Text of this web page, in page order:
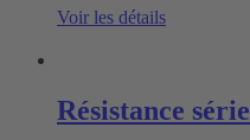
Voir les détails
Résistance